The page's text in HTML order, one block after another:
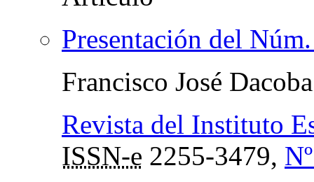
Presentación del
Francisco José
Revista del Instituto
ISSN-e 2255-3479,